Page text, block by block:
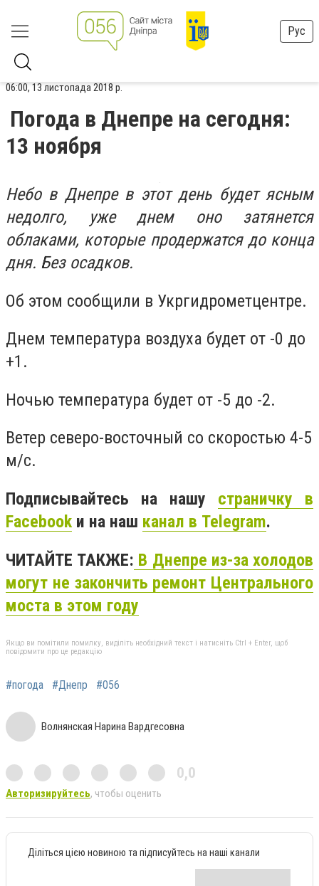
Рус
06:00, 13 листопада 2018 р.
Погода в Днепре на сегодня:
13 ноября
Небо в Днепре в этот день будет ясным
недолго, уже днем оно затянется
облаками, которые продержатся до конца
дня. Без осадков.
Об этом сообщили в Укргидрометцентре.
Днем температура воздуха будет от -0 до
+1.
Ночью температура будет от -5 до -2.
Ветер северо-восточный со скоростью 4-5
м/с.
Подписывайтесь на нашу страничку в
Facebook и на наш канал в Telegram.
ЧИТАЙТЕ ТАКЖЕ: В Днепре из-за холодов
могут не закончить ремонт Центрального
моста в этом году
Якщо ви помітили помилку, виділіть необхідний текст і натисніть Ctrl + Enter, щоб
повідомити про це редакцію
#погода #Днепр #056
Волнянская Нарина Вардгесовна
0,0
Авторизируйтесь, чтобы оценить
Діліться цією новиною та підписуйтесь на наші канали